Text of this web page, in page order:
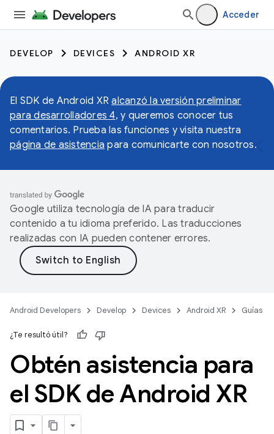
Acceder
DEVELOP DEVICES ANDROID XR
El SDK de Android XRalcanzó la versión preliminar
para desarrolladores 4, y queremos conocer tus
comentarios. Prueba las funciones y visita nuestra
página de asistencia para comunicarte con nosotros.
Google utiliza tecnología de IA para traducir
contenido a tu idioma preferido. Las traducciones
realizadas con IA pueden contener errores.
Android Developers Develop Devices Android XR Guías
¿Te resultó útil?
Obtén asistencia para
el SDK de Android XR